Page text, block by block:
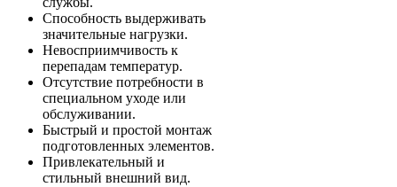
Способность выдерживать
значительные нагрузки.
Невосприимчивость к
перепадам температур.
Отсутствие потребности в
специальном уходе или
обслуживании.
Быстрый и простой монтаж
подготовленных элементов.
Привлекательный и
стильный внешний вид.